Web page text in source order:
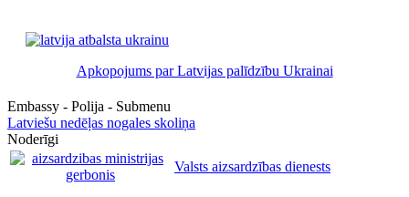
Apkopojums par Latvijas palīdzību Ukrainai
Embassy - Polija - Submenu
Latviešu nedēļas nogales skoliņa
Noderīgi
Valsts aizsardzības dienests